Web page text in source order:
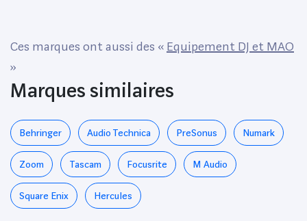
Ces marques ont aussi des « Equipement DJ et MAO
»
Marques similaires
Behringer Audio Technica PreSonus Numark
Zoom Tascam Focusrite M Audio
‎Square Enix Hercules